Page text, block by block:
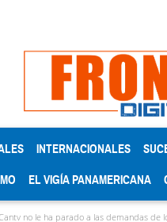
INTERNACIONALES
EL VIGÍA PANAMERICANA
a las demandas de los jubilados